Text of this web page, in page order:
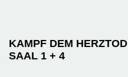
KAMPF DEM
SAAL 1 + 4